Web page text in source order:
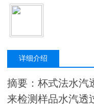
详细介绍
摘要：杯式法水汽
来检测样品水汽透